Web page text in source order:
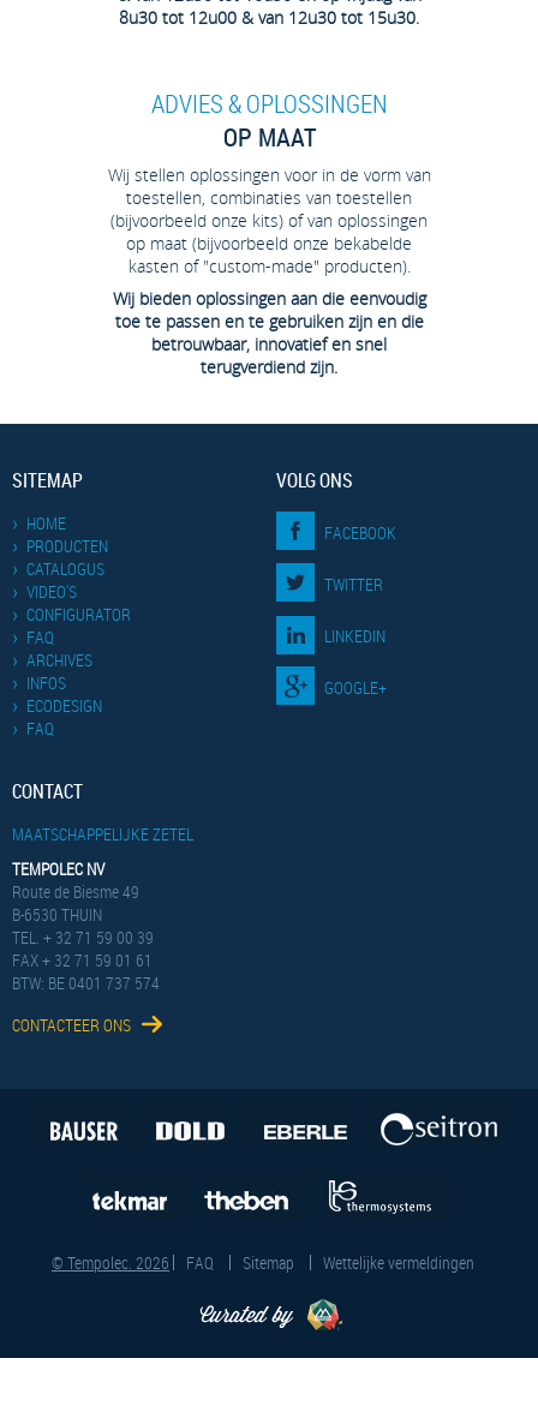
8u30 tot 12u00 & van 12u30 tot 15u30.
ADVIES & OPLOSSINGEN
OP MAAT
Wij stellen oplossingen voor in de vorm van
toestellen, combinaties van toestellen
(bijvoorbeeld onze kits) of van oplossingen
op maat (bijvoorbeeld onze bekabelde
kasten of "custom-made" producten).
Wij bieden oplossingen aan die eenvoudig
toe te passen en te gebruiken zijn en die
betrouwbaar, innovatief en snel
terugverdiend zijn.
SITEMAP
HOME
PRODUCTEN
CATALOGUS
VIDEO'S
CONFIGURATOR
FAQ
ARCHIVES
INFOS
ECODESIGN
FAQ
VOLG ONS
FACEBOOK
TWITTER
LINKEDIN
GOOGLE+
CONTACT
MAATSCHAPPELIJKE ZETEL
TEMPOLEC NV
Route de Biesme 49
B-6530 THUIN
TEL. + 32 71 59 00 39
FAX + 32 71 59 01 61
BTW: BE 0401 737 574
CONTACTEER ONS
© Tempolec. 2026 FAQ Sitemap Wettelijke vermeldingen